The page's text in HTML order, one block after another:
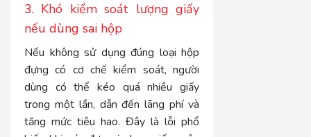
3. Khó kiểm soát lượng giấy
nếu dùng sai hộp
Nếu không sử dụng đúng loại hộp
đựng có cơ chế kiểm soát, người
dùng có thể kéo quá nhiều giấy
trong một lần, dẫn đến lãng phí và
tăng mức tiêu hao. Đây là lỗi phổ